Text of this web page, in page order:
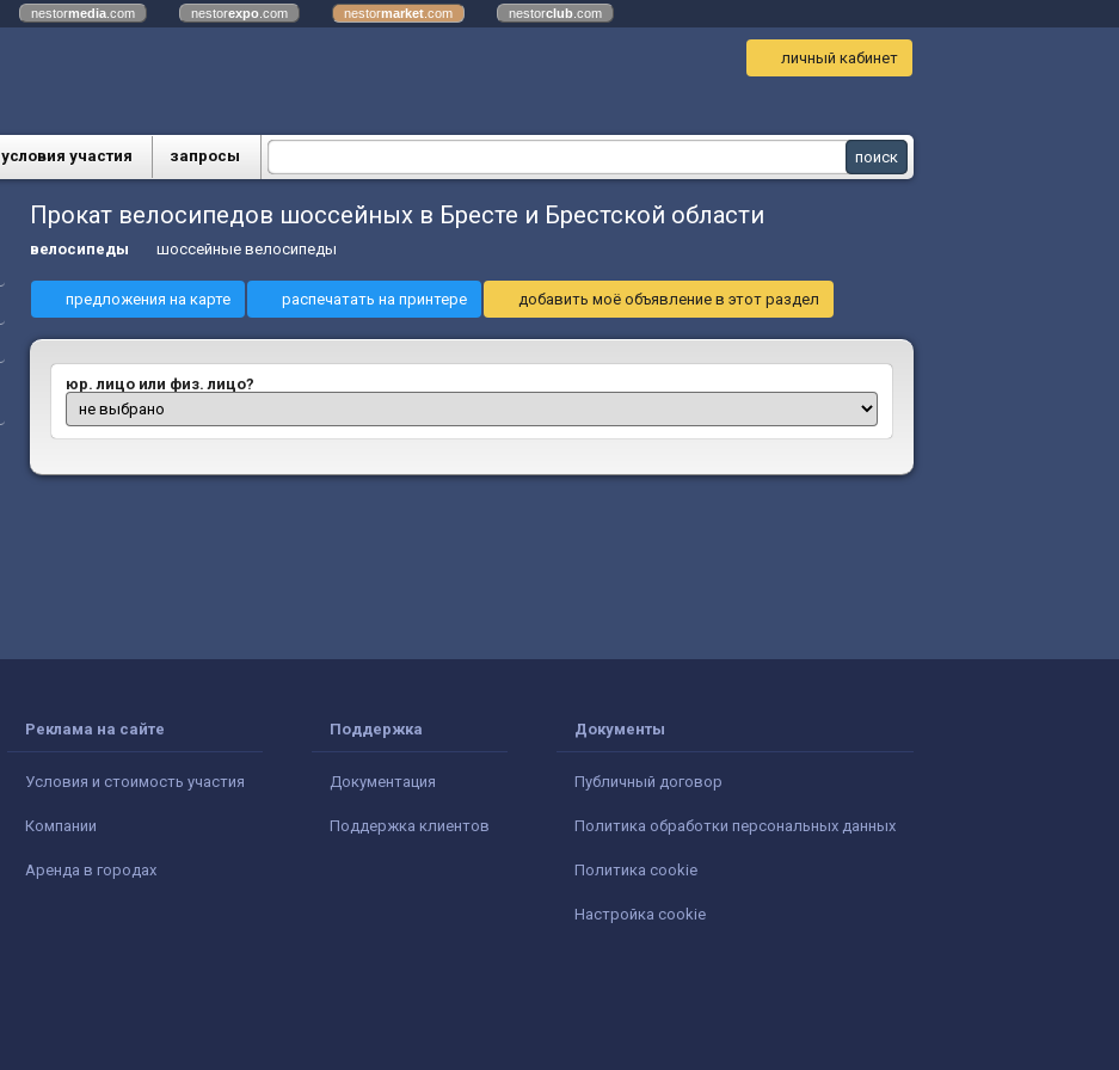
nestormedia .com nestorexpo .com nestormarket .com nestorclub .com
личный кабинет
условия участия запросы
Прокат велосипедов шоссейных в Бресте и Брестской области
велосипеды шоссейные велосипеды
предложения на карте распечатать на принтере добавить моё объявление в этот раздел
юр. лицо или физ. лицо?
Реклама на сайте
Условия и стоимость участия
Компании
Аренда в городах
Поддержка
Документация
Поддержка клиентов
Документы
Публичный договор
Политика обработки персональных данных
Политика cookie
Настройка cookie